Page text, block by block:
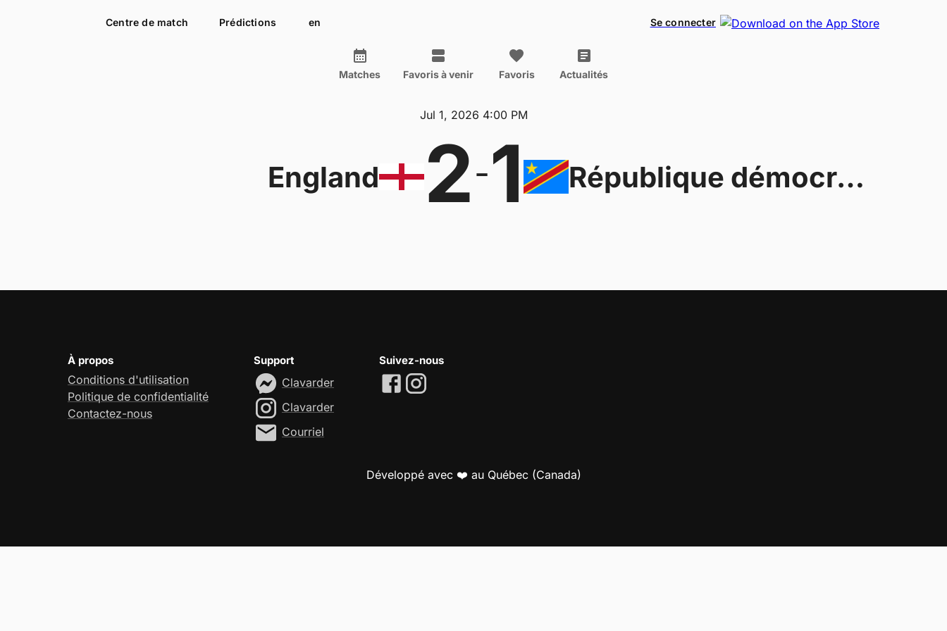
Centre de match Prédictions en Se connecter
Matches Favoris à venir Favoris Actualités
Jul 1, 2026 4:00 PM
England 2-1 République démocratique du Congo
À propos
Conditions d'utilisation
Politique de confidentialité
Contactez-nous
Support
Clavarder
Clavarder
Courriel
Suivez-nous
Développé avec ❤️ au Québec (Canada)